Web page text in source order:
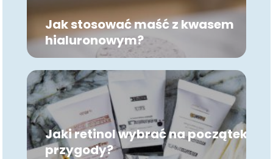
Jak stosować maść z kwasem
hialuronowym?
Jaki retinol wybrać na początek
przygody?